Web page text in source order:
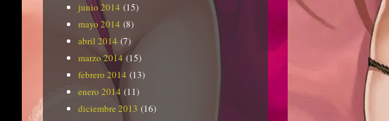
junio 2014 (15)
mayo 2014 (8)
abril 2014 (7)
marzo 2014 (15)
febrero 2014 (13)
enero 2014 (11)
diciembre 2013 (16)